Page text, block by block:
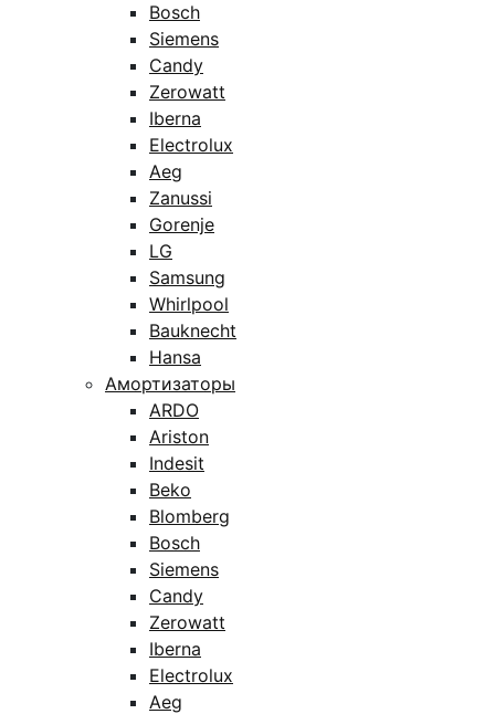
Bosch
Siemens
Candy
Zerowatt
Iberna
Electrolux
Aeg
Zanussi
Gorenje
LG
Samsung
Whirlpool
Bauknecht
Hansa
Амортизаторы
ARDO
Ariston
Indesit
Beko
Blomberg
Bosch
Siemens
Candy
Zerowatt
Iberna
Electrolux
Aeg